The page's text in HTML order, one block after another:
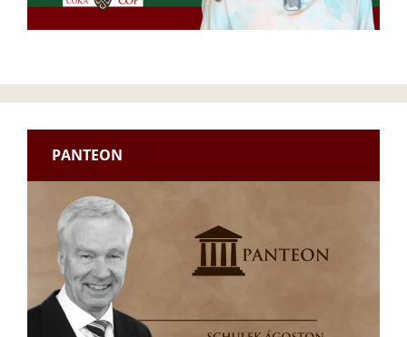
PANTEON